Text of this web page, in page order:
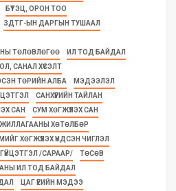
БҮТЭЦ, ОРОН ТОО
ЗДТГ-ЫН ДАРГЫН ТУШААЛ
ТӨЛӨВЛӨГӨӨ
ИЛ ТОД БАЙДАЛ
САНАЛ ХҮСЭЛТ
ТӨРИЙН АЛБА
МЭДЭЭЛЭЛ
САНХҮҮГИЙН ТАЙЛАН
САН
СУМ ХӨГЖҮҮЛЭХ САН
ХӨТӨЛБӨР
ХӨГЖҮҮЛЭХ ҮНДСЭН ЧИГЛЭЛ
/САРААР/
ТӨСӨВ
ИЛ ТОД БАЙДАЛ
ЦАГ ҮЕИЙН МЭДЭЭ